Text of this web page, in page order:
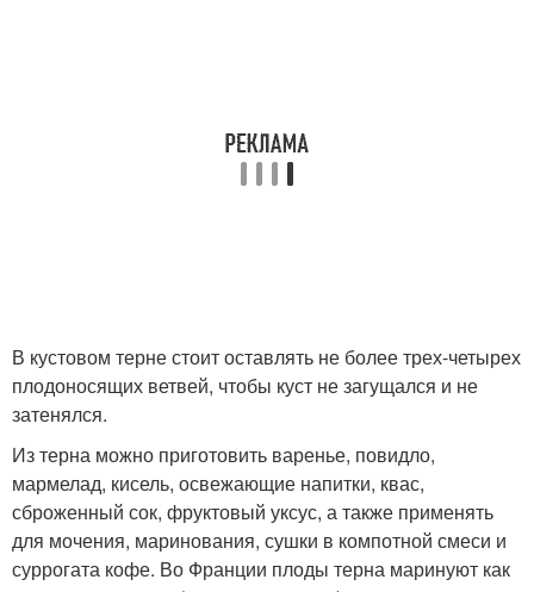
В кустовом терне стоит оставлять не более трех-четырех
плодоносящих ветвей, чтобы куст не загущался и не
затенялся.
Из терна можно приготовить варенье, повидло,
мармелад, кисель, освежающие напитки, квас,
сброженный сок, фруктовый уксус, а также применять
для мочения, маринования, сушки в компотной смеси и
суррогата кофе. Во Франции плоды терна маринуют как